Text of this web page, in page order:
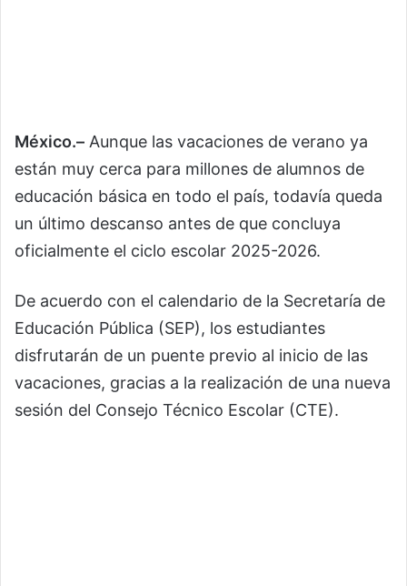
México.– Aunque las vacaciones de verano ya
están muy cerca para millones de alumnos de
educación básica en todo el país, todavía queda
un último descanso antes de que concluya
oficialmente el ciclo escolar 2025-2026.
De acuerdo con el calendario de la Secretaría de
Educación Pública (SEP), los estudiantes
disfrutarán de un puente previo al inicio de las
vacaciones, gracias a la realización de una nueva
sesión del Consejo Técnico Escolar (CTE).